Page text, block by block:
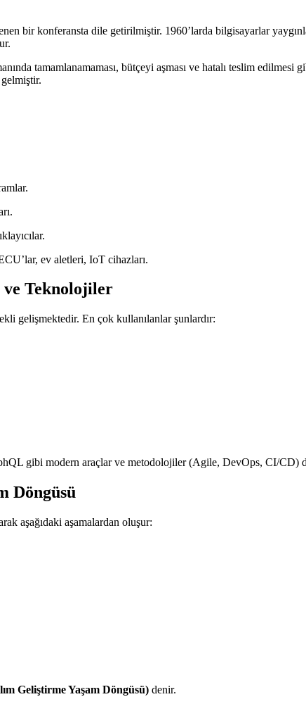
bir konferansta dile getirilmiştir. 1960’larda bilgisayarlar
tamamlanamaması, bütçeyi aşması ve hatalı teslim
ev aletleri, IoT cihazları.
ve Teknolojiler
gelişmektedir. En çok kullanılanlar şunlardır:
gibi modern araçlar ve metodolojiler (Agile, DevOps, CI/CD)
Döngüsü
aşağıdaki aşamalardan oluşur:
Geliştirme Yaşam Döngüsü) denir.